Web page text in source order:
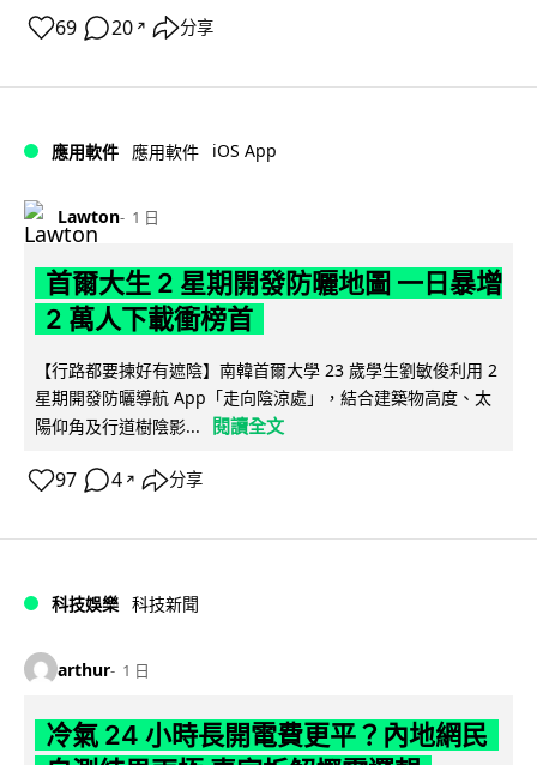
69 20 ↗ 分享
應用軟件 應用軟件 iOS App
Lawton 1 日
首爾大生 2 星期開發防曬地圖 一日暴增
2 萬人下載衝榜首
【行路都要揀好有遮陰】南韓首爾大學 23 歲學生劉敏俊利用 2
星期開發防曬導航 App「走向陰涼處」，結合建築物高度、太
陽仰角及行道樹陰影...
閱讀全文
97 4 ↗ 分享
科技娛樂 科技新聞
arthur 1 日
冷氣 24 小時長開電費更平？內地網民